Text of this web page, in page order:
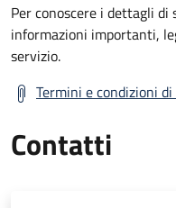
Per conoscere i dettagli
informazioni importanti,
servizio.
Termini e condizioni
Contatti